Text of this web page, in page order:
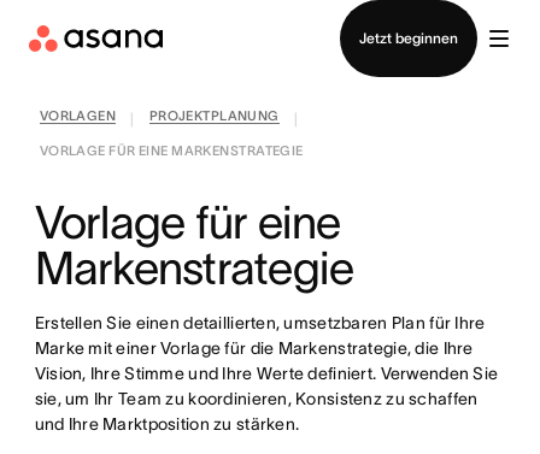
Jetzt beginnen
Vertrieb kontaktieren
VORLAGEN PROJEKTPLANUNG
VORLAGE FÜR EINE MARKENSTRATEGIE
Vorlage für eine
Markenstrategie
Erstellen Sie einen detaillierten, umsetzbaren Plan für Ihre
Marke mit einer Vorlage für die Markenstrategie, die Ihre
Vision, Ihre Stimme und Ihre Werte definiert. Verwenden Sie
sie, um Ihr Team zu koordinieren, Konsistenz zu schaffen
und Ihre Marktposition zu stärken.